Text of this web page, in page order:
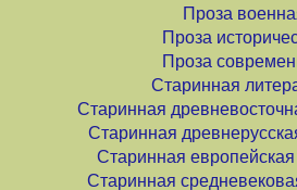
Проза
Проза
Проза
Старинная
Старинная
Старинная
Старинная европейская
Старинная